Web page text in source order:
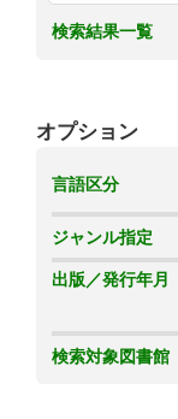
検索結果一覧
オプション
言語区分
ジャンル指定
出版／発行年月
検索対象図書館